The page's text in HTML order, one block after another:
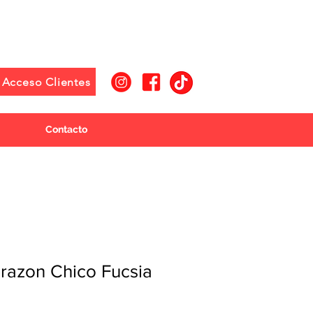
Acceso Clientes
Contacto
Chico Fucsia